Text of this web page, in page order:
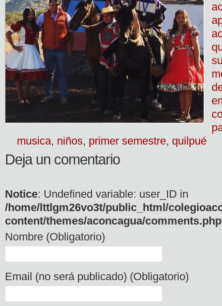
musica, niños, primer semestre, quilpué
Deja un comentario
Notice: Undefined variable: user_ID in
/home/lttlgm26vo3t/public_html/
content/themes/aconcagua/comments.php
Nombre (Obligatorio)
Email (no será publicado) (Obligatorio)